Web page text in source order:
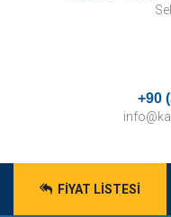
+90
FIYAT LISTESI